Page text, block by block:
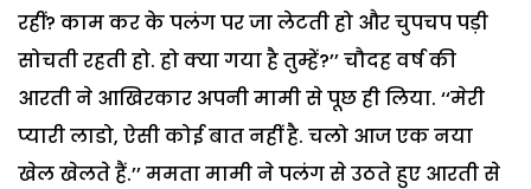
रहीं? काम कर के पलंग पर जा लेटती हो और चुपचप पड़ी
सोचती रहती हो. हो क्या गया है तुम्हें?’’ चौदह वर्ष की
आरती ने आखिरकार अपनी मामी से पूछ ही लिया. ‘‘मेरी
प्यारी लाडो, ऐसी कोई बात नहीं है. चलो आज एक नया
खेल खेलते हैं.’’ ममता मामी ने पलंग से उठते हुए आरती से